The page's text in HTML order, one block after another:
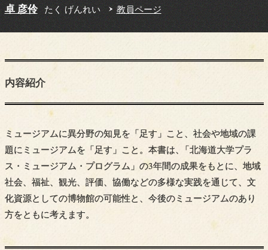
卓 彦伶 たく げんれい 教員ページ
内容紹介
ミュージアムに異分野の知見を「足す」こと、社会や地域の課
題にミュージアムを「足す」こと。本書は、
「北海道大学プラ
ス・ミュージアム・プログラム」の3年間の成果をもとに、地域
社会、福祉、観光、評価、協働などの多様な実践を通じて、文
化資源としての博物館の可能性と、今後のミュージアムのあり
方をともに考えます。